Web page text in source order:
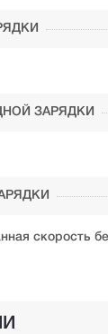
ЗАРЯДКИ
скорость